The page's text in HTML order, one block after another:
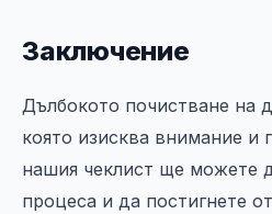
Заключение
Дълбокото почистване на
която изисква внимание и
нашия чеклист ще можете
процеса и да постигнете